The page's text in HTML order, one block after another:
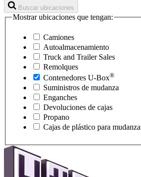
Buscar ubicaciones
Mostrar ubicaciones que tengan:
Camiones
Autoalmacenamiento
Truck and Trailer Sales
Remolques
Contenedores U-Box®
Suministros de mudanza
Enganches
Devoluciones de cajas
Propano
Cajas de plástico para mudanza